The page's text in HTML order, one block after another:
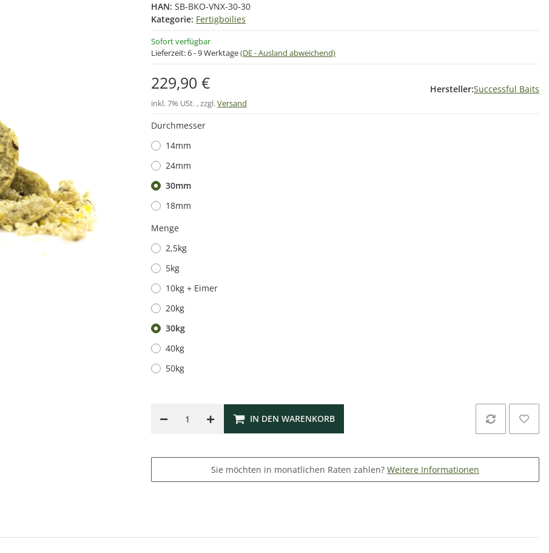
HAN: SB-BKO-VNX-30-30
Kategorie: Fertigboilies
Sofort verfügbar
Lieferzeit:6 - 9 Werktage(DE - Ausland abweichend)
229,90 €
inkl. 7% USt. , zzgl.Versand
Hersteller:Successful Baits
Durchmesser
14mm
24mm
30mm
18mm
Menge
2,5kg
5kg
10kg + Eimer
20kg
30kg
40kg
50kg
IN DEN WARENKORB
Sie möchten in monatlichen Raten zahlen? Weitere Informationen